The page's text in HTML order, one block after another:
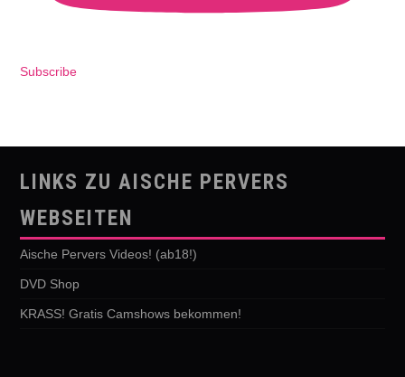
Subscribe
LINKS ZU AISCHE PERVERS
WEBSEITEN
Aische Pervers Videos! (ab18!)
DVD Shop
KRASS! Gratis Camshows bekommen!